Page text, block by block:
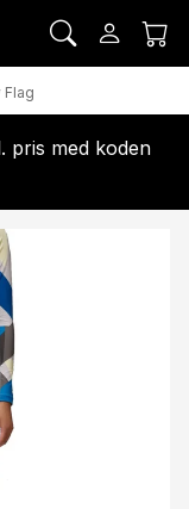
Flag
pris med koden